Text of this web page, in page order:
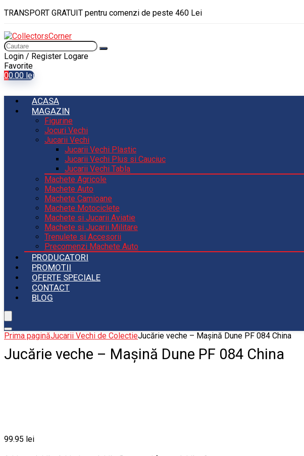
TRANSPORT GRATUIT pentru comenzi de peste 460 Lei
Login / Register Logare
Favorite
00.00 lei
ACASA
MAGAZIN
Figurine
Jocuri Vechi
Jucarii Vechi
Jucarii Vechi Plastic
Jucarii Vechi Plus si Cauciuc
Jucarii Vechi Tabla
Machete Agricole
Machete Auto
Machete Camioane
Machete Motociclete
Machete si Jucarii Aviatie
Machete si Jucarii Militare
Trenulete si Accesorii
Precomenzi Machete Auto
PRODUCATORI
PROMOTII
OFERTE SPECIALE
CONTACT
BLOG
Prima paginăJucarii Vechi de ColectieJucărie veche – Mașină Dune PF 084 China
Jucărie veche – Mașină Dune PF 084 China
99.95 lei